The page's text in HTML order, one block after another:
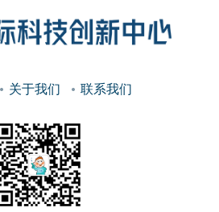
关于我们 联系我们